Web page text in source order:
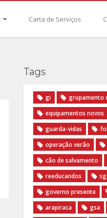
Carta de Serviços
Tags
gi
grupamento
equipamentos novos
guarda-vidas
operação verão
cão de salvamento
reeducandos
governo presente
arapiraca
gsa